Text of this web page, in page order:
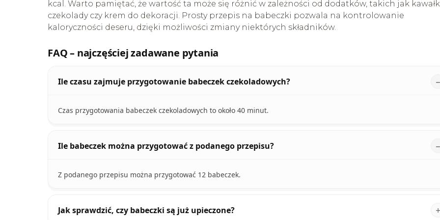
kcal. Warto pamiętać, że wartość ta może się różnić w zależności od dodatków, takich jak
czekolady czy krem do dekoracji. Prosty przepis na babeczki pozwala na kontrolowanie
kaloryczności deseru, dzięki możliwości zmiany niektórych składników.
FAQ – najczęściej zadawane pytania
Ile czasu zajmuje przygotowanie babeczek czekoladowych?
Czas przygotowania babeczek czekoladowych to około 40 minut.
Ile babeczek można przygotować z podanego przepisu?
Z podanego przepisu można przygotować 12 babeczek.
Jak sprawdzić, czy babeczki są już upieczone?